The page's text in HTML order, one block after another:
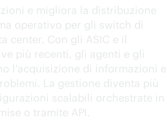
e migliora la distribuzione
operativo per gli switch di
center. Con gli ASIC e il
più recenti, gli agenti e gli
l’acquisizione di informazioni e
La gestione diventa più
scalabili orchestrate in
o tramite API.